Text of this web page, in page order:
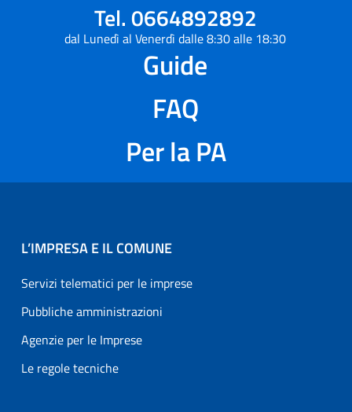
Tel. 0664892892
dal Lunedì al Venerdì dalle 8:30 alle 18:30
Guide
FAQ
Per la PA
L’IMPRESA E IL COMUNE
Servizi telematici per le imprese
Pubbliche amministrazioni
Agenzie per le Imprese
Le regole tecniche